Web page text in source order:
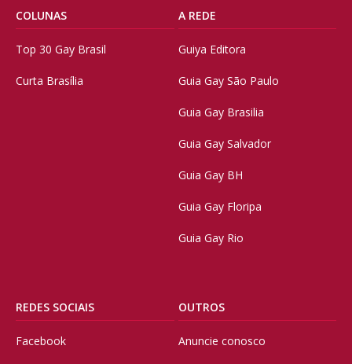
COLUNAS
Top 30 Gay Brasil
Curta Brasília
A REDE
Guiya Editora
Guia Gay São Paulo
Guia Gay Brasilia
Guia Gay Salvador
Guia Gay BH
Guia Gay Floripa
Guia Gay Rio
REDES SOCIAIS
Facebook
OUTROS
Anuncie conosco